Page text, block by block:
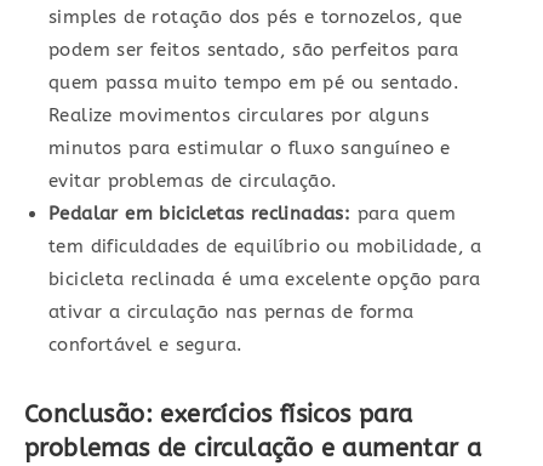
simples de rotação dos pés e tornozelos, que
podem ser feitos sentado, são perfeitos para
quem passa muito tempo em pé ou sentado.
Realize movimentos circulares por alguns
minutos para estimular o fluxo sanguíneo e
evitar problemas de circulação.
Pedalar em bicicletas reclinadas: para quem
tem dificuldades de equilíbrio ou mobilidade, a
bicicleta reclinada é uma excelente opção para
ativar a circulação nas pernas de forma
confortável e segura.
Conclusão: exercícios físicos para
problemas de circulação e aumentar a